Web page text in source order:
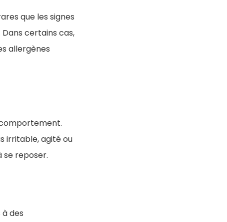
que les signes
certains cas,
allergènes
irritable, agité ou
se reposer.
des